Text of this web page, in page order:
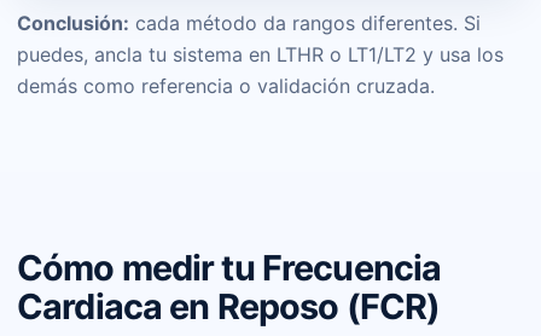
Conclusión: cada método da rangos diferentes. Si
puedes, ancla tu sistema en LTHR o LT1/LT2 y usa los
demás como referencia o validación cruzada.
Cómo medir tu Frecuencia
Cardiaca en Reposo (FCR)